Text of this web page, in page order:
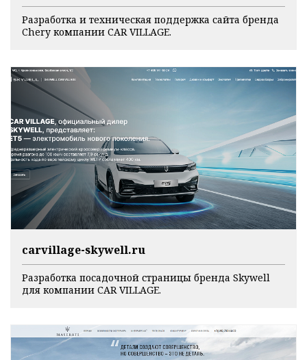
Разработка и техническая поддержка сайта бренда
Chery компании CAR VILLAGE.
carvillage-skywell.ru
Разработка посадочной страницы бренда Skywell
для компании CAR VILLAGE.